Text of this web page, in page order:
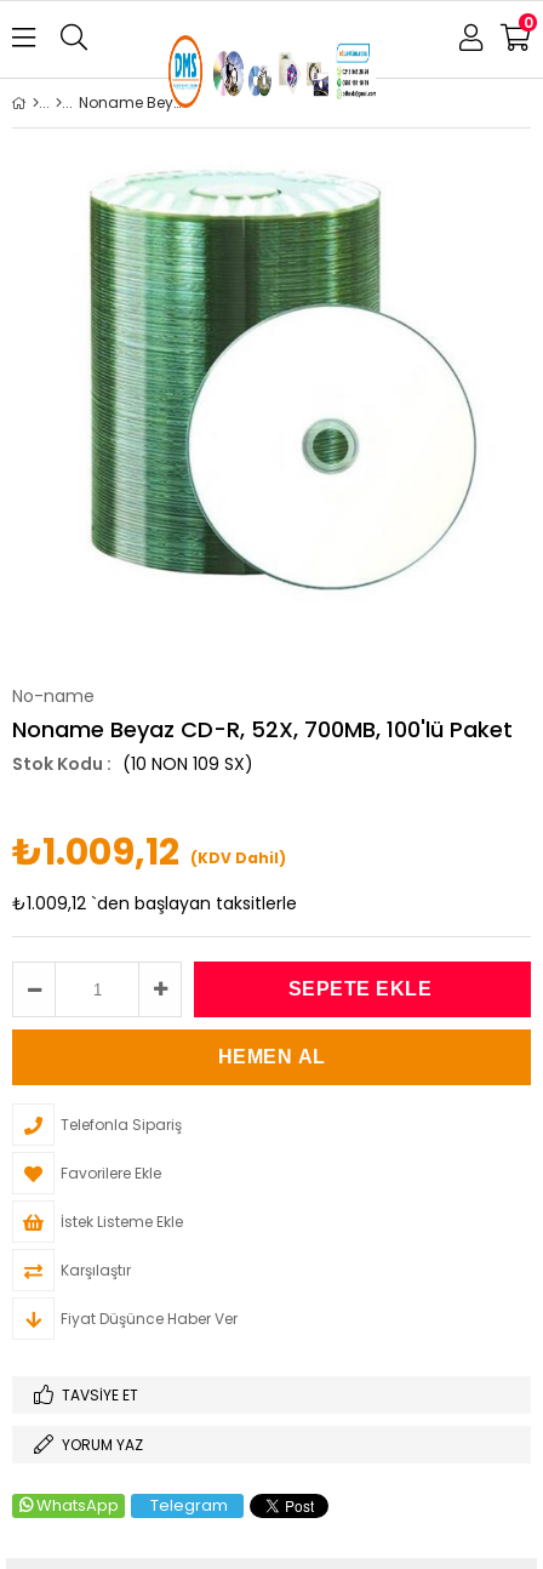
0
Noname Beyaz CD-R, 52X, 700MB, 100'lü Paket
No-name
Noname Beyaz CD-R, 52X, 700MB, 100'lü Paket
(10 NON 109 SX)
₺1.009,12 (KDV Dahil)
₺1.009,12 `den başlayan taksitlerle
Telefonla Sipariş
Favorilere Ekle
İstek Listeme Ekle
Karşılaştır
Fiyat Düşünce Haber Ver
TAVSIYE ET
YORUM YAZ
WhatsApp Telegram